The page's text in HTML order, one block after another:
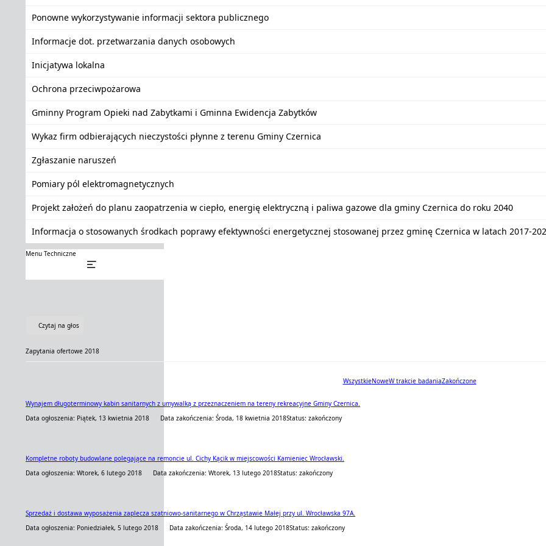
Ponowne wykorzystywanie informacji sektora publicznego
Informacje dot. przetwarzania danych osobowych
Inicjatywa lokalna
Ochrona przeciwpożarowa
Gminny Program Opieki nad Zabytkami i Gminna Ewidencja Zabytków
Wykaz firm odbierających nieczystości płynne z terenu Gminy Czernica
Zgłaszanie naruszeń
Pomiary pól elektromagnetycznych
Projekt założeń do planu zaopatrzenia w ciepło, energię elektryczną i paliwa gazowe dla gminy Czernica do roku 2040
Informacja o stosowanych środkach poprawy efektywności energetycznej stosowanej przez gminę Czernica w latach 2017-
Menu Techniczne
Czytaj na głos
Zapytania ofertowe 2018
WszystkieNoweW trakcie badaniaZakończone
Wynajem długoterminowy kabin sanitarnych z umywalką z przeznaczeniem na tereny rekreacyjne Gminy Czernica.
Data ogłoszenia: Piątek, 13 kwietnia 2018 Data zakończenia: Środa, 18 kwietnia 2018Status: zakończony
Kompletne roboty budowlane polegające na remoncie ul. Cichy Kącik w miejscowości Kamieniec Wrocławski.
Data ogłoszenia: Wtorek, 6 lutego 2018 Data zakończenia: Wtorek, 13 lutego 2018Status: zakończony
Sprzedaż i dostawa wyposażenia zaplecza szatniowo-sanitarnego w Chrząstawie Małej przy ul. Wrocławska 97A.
Data ogłoszenia: Poniedziałek, 5 lutego 2018 Data zakończenia: Środa, 14 lutego 2018Status: zakończony